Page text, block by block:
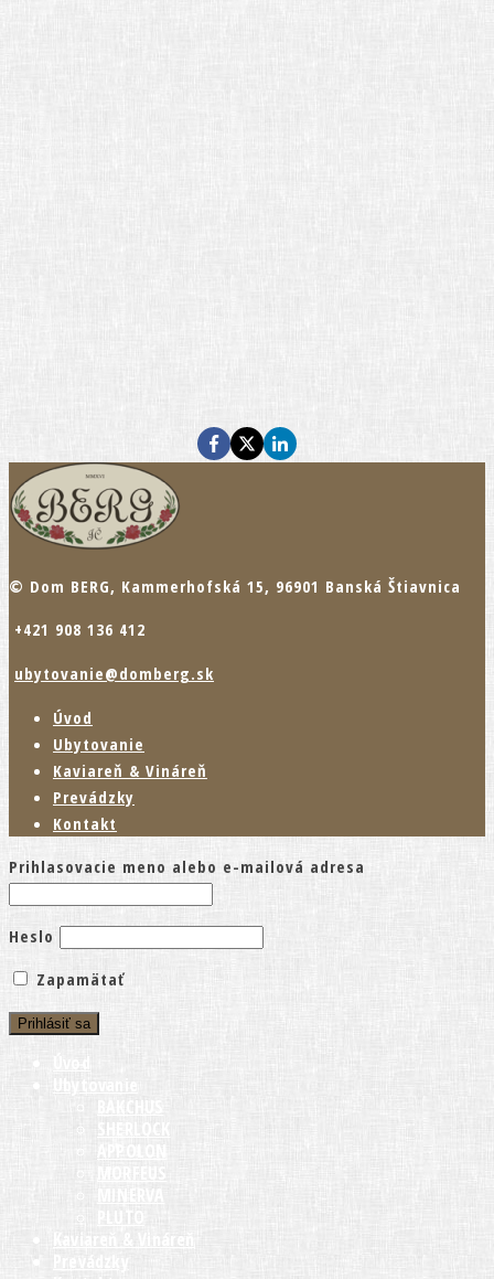
© Dom BERG, Kammerhofská 15, 96901 Banská Štiavnica
+421 908 136 412
ubytovanie@domberg.sk
Úvod
Ubytovanie
Kaviareň & Vináreň
Prevádzky
Kontakt
Prihlasovacie meno alebo e-mailová adresa
Heslo
Zapamätať
Úvod
Ubytovanie
BAKCHUS
SHERLOCK
APPOLON
MORFEUS
MINERVA
PLUTO
Kaviareň & Vináreň
Prevádzky